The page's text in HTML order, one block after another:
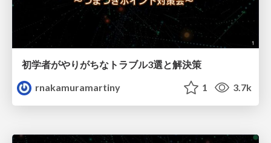
初学者がやりがちなトラブル3選と解決策
rnakamuramartiny
1 3.7k